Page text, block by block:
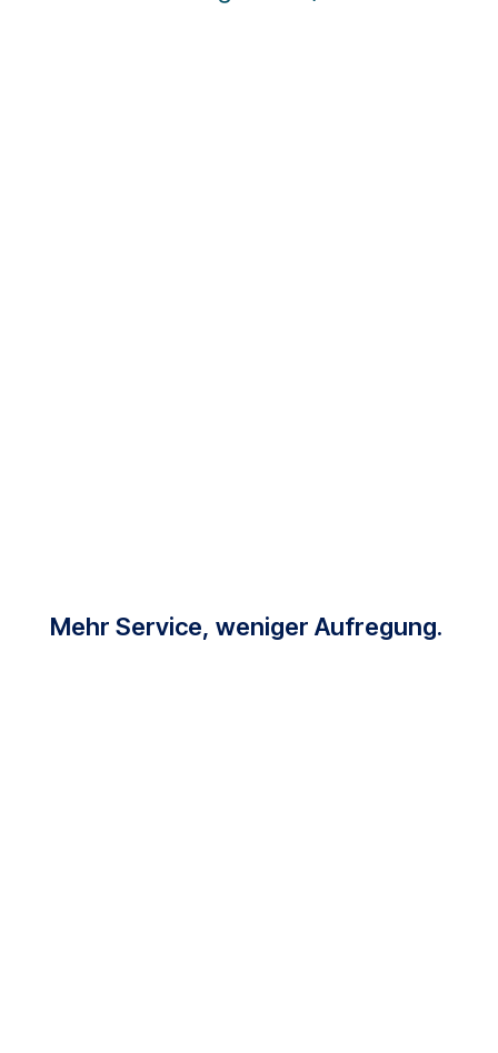
Mehr Service, weniger Aufregung.